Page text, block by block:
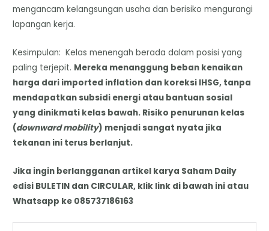
mengancam kelangsungan usaha dan berisiko mengurangi
lapangan kerja.
Kesimpulan: Kelas menengah berada dalam posisi yang
paling terjepit. Mereka menanggung beban kenaikan
harga dari imported inflation dan koreksi IHSG, tanpa
mendapatkan subsidi energi atau bantuan sosial
yang dinikmati kelas bawah. Risiko penurunan kelas
(downward mobility) menjadi sangat nyata jika
tekanan ini terus berlanjut.
Jika ingin berlangganan artikel karya Saham Daily
edisi BULETIN dan CIRCULAR, klik link di bawah ini atau
Whatsapp ke 085737186163